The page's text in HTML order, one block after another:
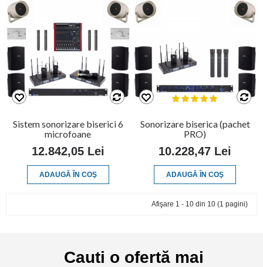
Sistem sonorizare biserici 6
microfoane
12.842,05 Lei
ADAUGĂ ÎN COŞ
Sonorizare biserica (pachet
PRO)
10.228,47 Lei
ADAUGĂ ÎN COŞ
Afişare 1 - 10 din 10 (1 pagini)
Cauti o ofertă mai